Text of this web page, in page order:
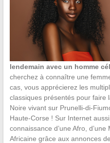
lendemain avec un homme
cherchez à connaître une
cas, vous apprécierez les
classiques présentés pour faire
Noire vivant sur Prunelli-di-
Haute-Corse ! Sur Internet
connaissance d’une Afro,
Africaine grâce aux annonces